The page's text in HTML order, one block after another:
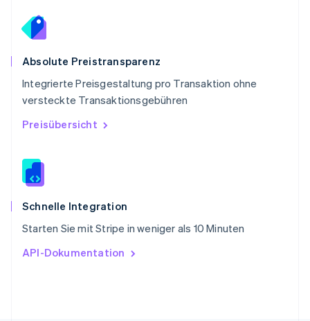
Absolute Preistransparenz
Integrierte Preisgestaltung pro Transaktion ohne
versteckte Transaktionsgebühren
Preisübersicht
Schnelle Integration
Starten Sie mit Stripe in weniger als 10 Minuten
API-Dokumentation
Deutsch
Singapur
English
Slowakei
Slowenien
EnglishItaliano
Sonderverwaltungsregion Hongkong,
Spanien
Thailand
ไทยEnglish
English
English